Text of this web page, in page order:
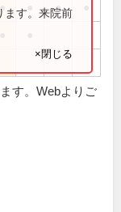
● ●
ます。来院前
×閉じる
す。Webよりご